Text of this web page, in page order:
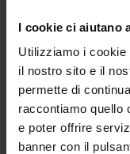
I cookie ci aiutano
Utilizziamo i cookie
il nostro sito e il
permette di
raccontiamo quello
e poter offrire
banner con il
INTERESSI
Digital